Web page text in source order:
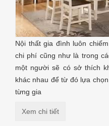
Nội thất gia đình luôn
chi phí cũng như là trong
một người sẽ có sở thích
khác nhau để từ đó lựa
từng gia
Xem chi tiết